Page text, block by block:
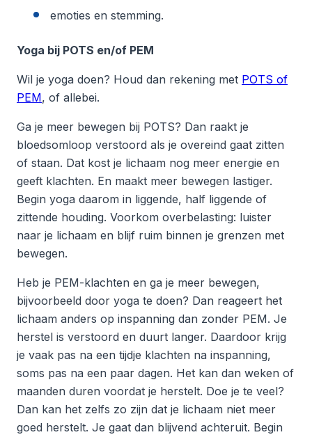
emoties en stemming.
Yoga bij POTS en/of PEM
Wil je yoga doen? Houd dan rekening met POTS of
PEM, of allebei.
Ga je meer bewegen bij POTS? Dan raakt je
bloedsomloop verstoord als je overeind gaat zitten
of staan. Dat kost je lichaam nog meer energie en
geeft klachten. En maakt meer bewegen lastiger.
Begin yoga daarom in liggende, half liggende of
zittende houding. Voorkom overbelasting: luister
naar je lichaam en blijf ruim binnen je grenzen met
bewegen.
Heb je PEM-klachten en ga je meer bewegen,
bijvoorbeeld door yoga te doen? Dan reageert het
lichaam anders op inspanning dan zonder PEM. Je
herstel is verstoord en duurt langer. Daardoor krijg
je vaak pas na een tijdje klachten na inspanning,
soms pas na een paar dagen. Het kan dan weken of
maanden duren voordat je herstelt. Doe je te veel?
Dan kan het zelfs zo zijn dat je lichaam niet meer
goed herstelt. Je gaat dan blijvend achteruit. Begin